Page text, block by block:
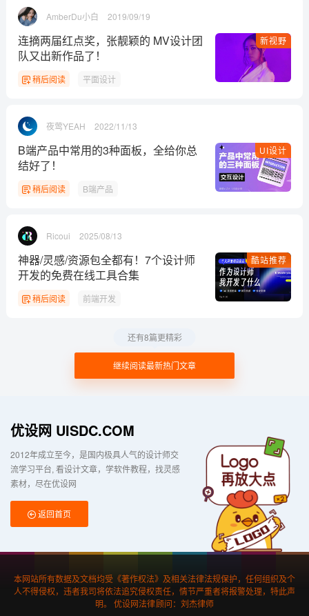
AmberDu小白 2019/09/19
新视野
连摘两届红点奖，张靓颖的 MV设计团
队又出新作品了！
稍后阅读 平面设计
夜莺YEAH 2022/11/13
UI设计
B端产品中常用的3种面板，全给你总
结好了！
稍后阅读 B端产品
Ricoui 2025/08/13
酷站推荐
神器/灵感/资源包全都有！7个设计师
开发的免费在线工具合集
稍后阅读 前端开发
继续阅读最新热门文章
还有8篇更精彩
优设网 UISDC.COM
2012年成立至今，是国内极具人气的设计师交
流学习平台 看设计文章，学软件教程，找灵感
素材，尽在优设网
返回首页
本网站所有数据及文档均受《著作权法》及相关法律法规保护，任何组织及个
人不得侵权，违者我司将依法追究侵权责任，情节严重者将报警处理，特此声
明。 优设网法律顾问：刘杰律师